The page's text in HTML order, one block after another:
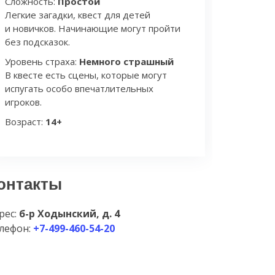
Легкие загадки, квест для детей
и новичков. Начинающие могут пройти
без подсказок.
Уровень страха: Немного страшный
В квесте есть сцены, которые могут
испугать особо впечатлительных
игроков.
Возраст: 14+
б-р Ходынский, д. 4
+7-499-460-54-20